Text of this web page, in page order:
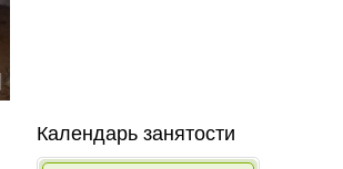
Календарь занятости